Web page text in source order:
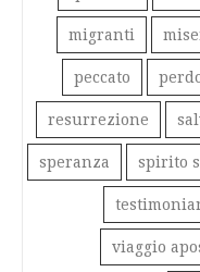
migranti
peccato
resurrezione
speranza spirito
viaggio